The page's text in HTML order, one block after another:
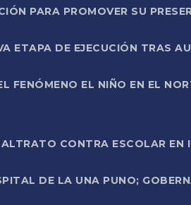
PARA PROMOVER SU
ETAPA DE EJECUCIÓN TRAS
FENÓMENO EL NIÑO EN EL
CONTRA ESCOLAR
DE LA UNA PUNO;